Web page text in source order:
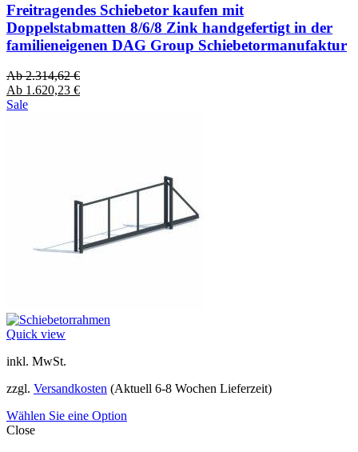
Freitragendes Schiebetor kaufen mit
Doppelstabmatten 8/6/8 Zink handgefertigt in der
familieneigenen DAG Group Schiebetormanufaktur
Ab2.314,62€
Ab 1.620,23 €
Sale
Quick view
inkl. MwSt.
zzgl. Versandkosten (Aktuell 6-8 Wochen Lieferzeit)
Wählen Sie eine Option
Close